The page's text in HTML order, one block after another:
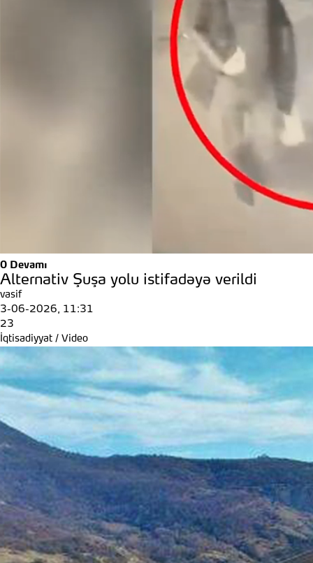
0 Devamı
Alternativ Şuşa yolu istifadəyə verildi
vasif
3-06-2026, 11:31
23
İqtisadiyyat / Video